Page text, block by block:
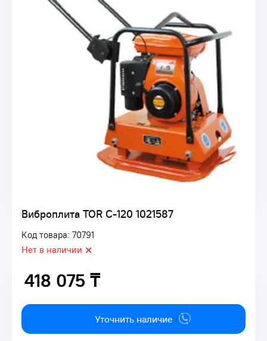
Виброплита TOR C-120 1021587
Код товара: 70791
Нет в наличии
418 075 ₸
418 075 ₸
Уточнить наличие